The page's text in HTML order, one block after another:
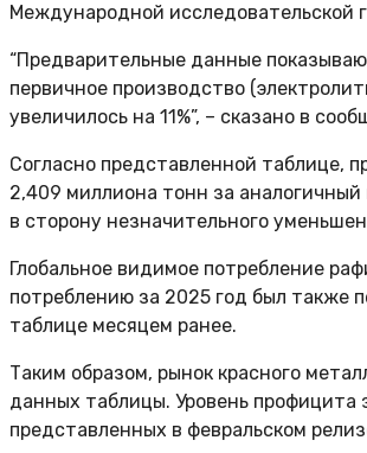
Международной исследовательской
“Предварительные данные
первичное производство
увеличилось на 11%”, – сказано в
Согласно представленной таблице,
2,409 миллиона тонн за
в сторону незначительного
Глобальное видимое потребление
потреблению за 2025 год был также
таблице месяцем ранее.
Таким образом, рынок красного
данных таблицы. Уровень профицита
представленных в февральском